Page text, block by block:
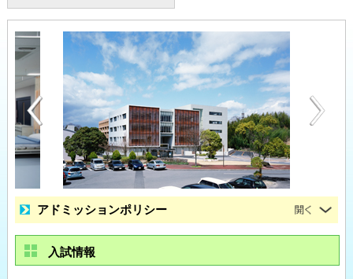
アドミッションポリシー
入試情報